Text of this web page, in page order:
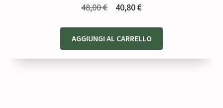
48,00€
originale
era:
40,80€Il
attuale
è:
AGGIUNGI AL CARRELLO